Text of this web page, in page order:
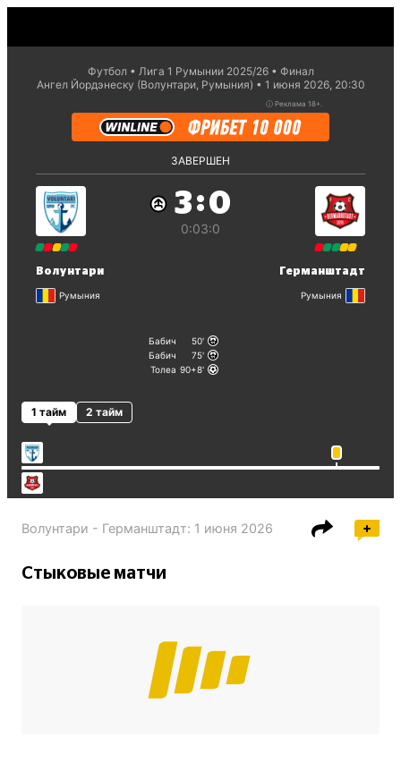
Футбол Лига 1 Румынии 2025/26
Финал
Ангел Йордэнеску (Волунтари, Румыния)
1 июня 2026, 20:30
ⓘ Реклама 18+.
ЗАВЕРШЕН
Волунтари
Румыния
3:0
0:03:0
Германштадт
Румыния
Бабич
50
Бабич
75
Толеа 90+8
1 тайм 2 тайм
Волунтари - Германштадт: 1 июня 2026
Стыковые матчи